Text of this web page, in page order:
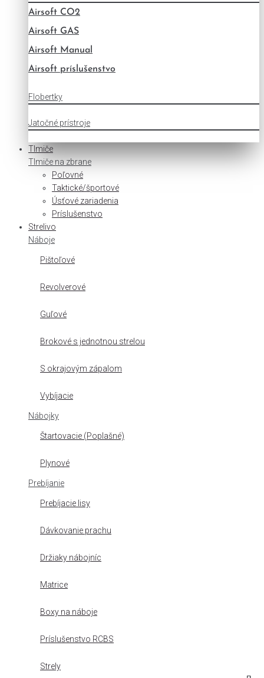
Airsoft CO2
Airsoft GAS
Airsoft Manual
Airsoft príslušenstvo
Flobertky
Jatočné prístroje
Tlmiče
Tlmiče na zbrane
Poľovné
Taktické/športové
Úsťové zariadenia
Príslušenstvo
Strelivo
Náboje
Pištoľové
Revolverové
Guľové
Brokové s jednotnou strelou
S okrajovým zápalom
Vybíjacie
Nábojky
Štartovacie (Poplašné)
Plynové
Prebíjanie
Prebíjacie lisy
Dávkovanie prachu
Držiaky nábojníc
Matrice
Boxy na náboje
Príslušenstvo RCBS
Strely